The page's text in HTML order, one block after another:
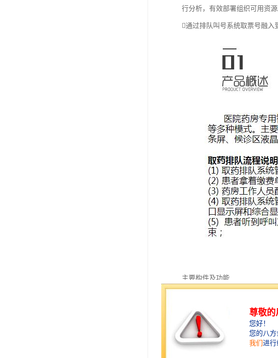
行分析，有效部署组织可用资源
通过排队叫号系统取票号融入
主要构件及功能
取号机是排队机系统的关键设
类和服务窗口的变化，我公司
·触摸显示屏，17寸液晶屏，真